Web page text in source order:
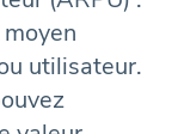
utilisateur.